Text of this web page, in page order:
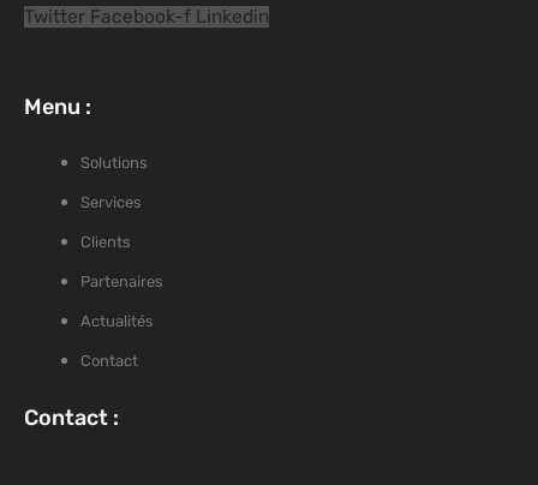
Twitter Facebook-f Linkedin
Menu :
Solutions
Services
Clients
Partenaires
Actualités
Contact
Contact :